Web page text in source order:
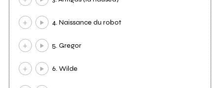
4. Naissance du robot
5. Gregor
6. Wilde